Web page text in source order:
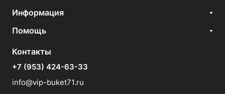
Информация
Помощь
Контакты
+7 (953) 424-63-33
info@vip-buket71.ru